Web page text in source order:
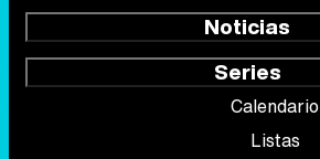
Noticias
Series
Calendario
Listas